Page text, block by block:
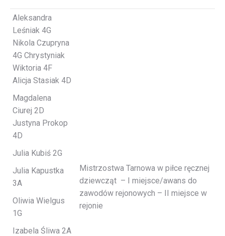
Aleksandra
Leśniak 4G
Nikola Czupryna
4G Chrystyniak
Wiktoria 4F
Alicja Stasiak 4D
Magdalena
Ciurej 2D
Justyna Prokop
4D
Julia Kubiś 2G
Julia Kapustka
3A
Oliwia Wielgus
1G
Izabela Śliwa 2A
Mistrzostwa Tarnowa w piłce ręcznej
dziewcząt – I miejsce/awans do
zawodów rejonowych – II miejsce w
rejonie